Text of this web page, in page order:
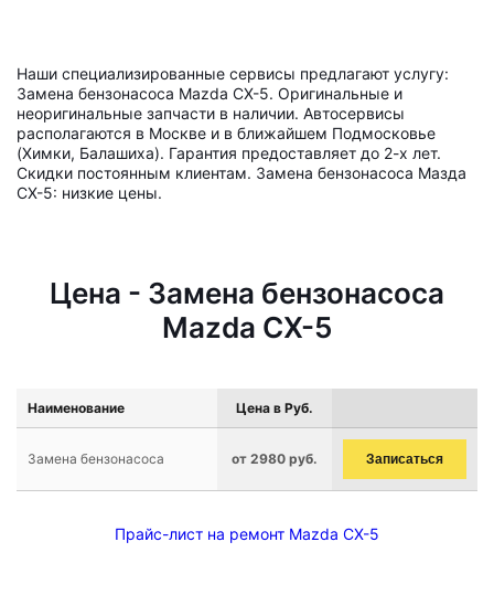
Наши специализированные сервисы предлагают услугу:
Замена бензонасоса Mazda CX-5. Оригинальные и
неоригинальные запчасти в наличии. Автосервисы
располагаются в Москве и в ближайшем Подмосковье
(Химки, Балашиха). Гарантия предоставляет до 2-х лет.
Скидки постоянным клиентам. Замена бензонасоса Мазда
СХ-5: низкие цены.
Цена - Замена бензонасоса
Mazda CX-5
Наименование Цена в Руб.
Замена бензонасоса от 2980 руб. Записаться
Прайс-лист на ремонт Mazda CX-5